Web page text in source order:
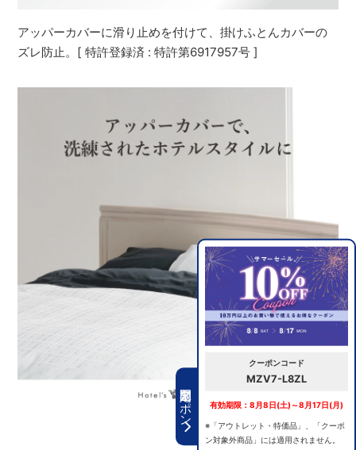
期間限定クーポン
クーポンコード
MZV7-L8ZL
有効期限：8月8日(土)～8月17日(月)
※「アウトレット・特価品」、「クーポ
ン対象外商品」には適用されません。
アッパーカバーに滑り止めを付けて、掛けふとんカバーの
ズレ防止。[ 特許登録済 : 特許第6917957号 ]